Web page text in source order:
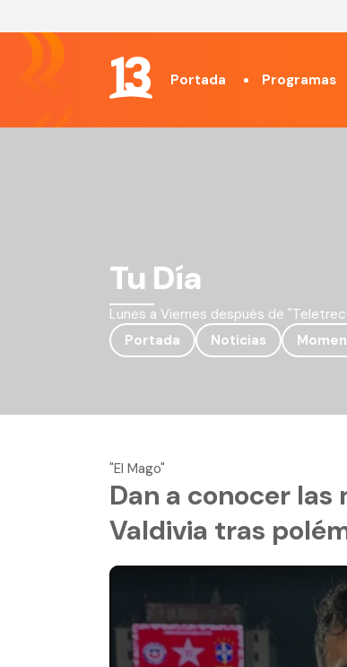
Portada Programas
Tu Día
Lunes a Viernes después de
Portada
Noticias
"El Mago"
Dan a conocer
Valdivia tras